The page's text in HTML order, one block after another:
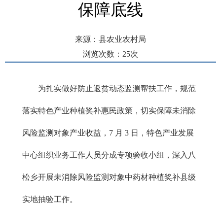
保障底线
来源：县农业农村局
浏览次数： 25次
为扎实做好防止返贫动态监测帮扶工作，规范
落实特色产业种植奖补惠民政策，切实保障未消除
风险监测对象产业收益，7 月 3 日，特色产业发展
中心组织业务工作人员分成专项验收小组，深入八
松乡开展未消除风险监测对象中药材种植奖补县级
实地抽验工作。